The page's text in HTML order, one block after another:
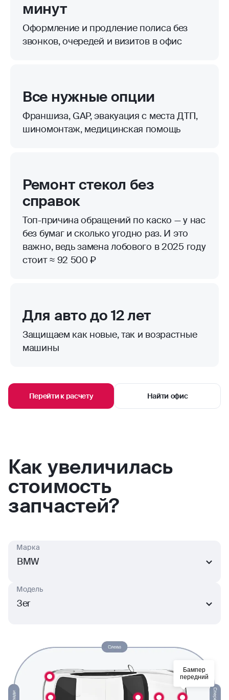
минут
Оформление и продление полиса без
звонков, очередей и визитов в офис
Все нужные опции
Франшиза, GAP, эвакуация с места ДТП,
шиномонтаж, медицинская помощь
Ремонт стекол без
справок
Топ-причина обращений по каско — у нас
без бумаг и сколько угодно раз. И это
важно, ведь замена лобового в 2025 году
стоит ≈ 92 500 ₽
Для авто до 12 лет
Защищаем как новые, так и возрастные
машины
Перейти к расчету Найти офис
Как увеличилась
стоимость
запчастей?
BMW
Марка
3er
Модель
Бампер
передний